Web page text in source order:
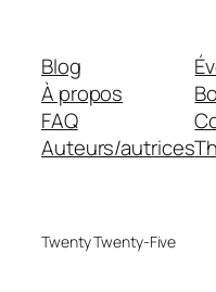
Blog
À propos
FAQ
Auteurs/autrices
Twenty Twenty-Five